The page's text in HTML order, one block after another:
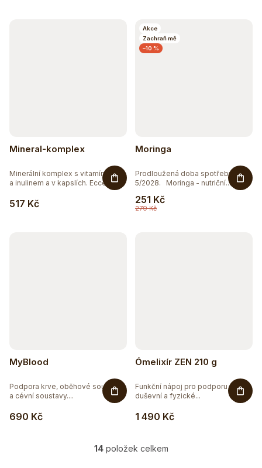
Mineral-komplex
517 Kč
Minerální komplex s vitamínem C
a inulinem a v kapslích. Ecce...
Akce
Zachraň mě
–10 %
Moringa
279 Kč
251 Kč
Prodloužená doba spotřeby
5/2028. Moringa - nutriční...
MyBlood
690 Kč
Podpora krve, oběhové soustavy
a cévní soustavy....
Ómelixír ZEN 210 g
1 490 Kč
Funkční nápoj pro podporu
duševní a fyzické...
O
14položek celkem